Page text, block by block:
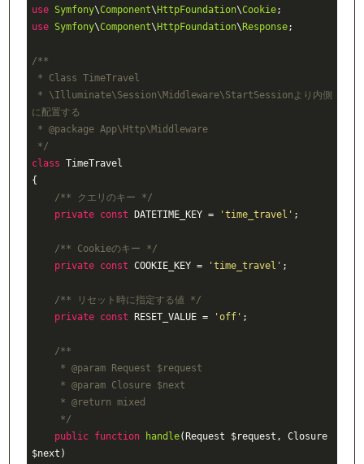
use Symfony\Component\ HttpFoundation\Cookie
use Symfony\Component\ HttpFoundation\ Response;
/**
に配置する
* @package App\Http\Middleware
*/
class TimeTravel
{
/** クエリのキー */
private const DATETIME_KEY = 'time_travel' ;
/** Cookieのキー */
private const COOKIE_KEY = 'time_travel' ;
/** リセット時に指定する値 */
private const RESET_VALUE = 'off' ;
/**
     *
@param Request $request
     *
@param Closure $next
     *
@return mixed
     */
public function handle(Request $request, Closure
$next)